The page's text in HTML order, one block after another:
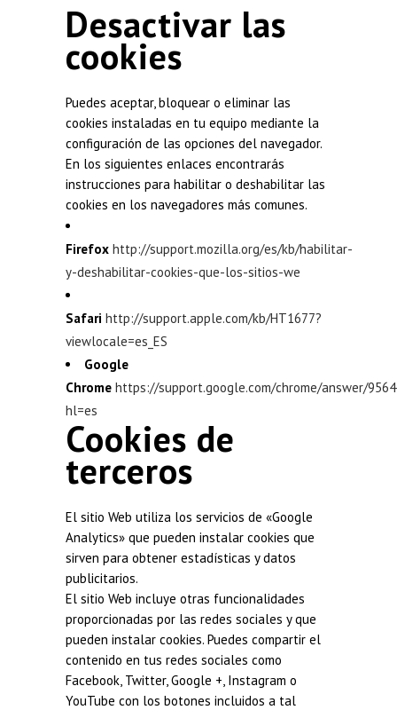
Desactivar las
cookies
Puedes aceptar, bloquear o eliminar las
cookies instaladas en tu equipo mediante la
configuración de las opciones del navegador.
En los siguientes enlaces encontrarás
instrucciones para habilitar o deshabilitar las
cookies en los navegadores más comunes.
Firefox http://support.mozilla.org/es/kb/habilitar-
y-deshabilitar-cookies-que-los-sitios-we
Safari http://support.apple.com/kb/HT1677?
viewlocale=es_ES
Google
Chrome https://support.google.com/chrome/answer/
hl=es
Cookies de
terceros
El sitio Web utiliza los servicios de «Google
Analytics» que pueden instalar cookies que
sirven para obtener estadísticas y datos
publicitarios.
El sitio Web incluye otras funcionalidades
proporcionadas por las redes sociales y que
pueden instalar cookies. Puedes compartir el
contenido en tus redes sociales como
Facebook, Twitter, Google +, Instagram o
YouTube con los botones incluidos a tal